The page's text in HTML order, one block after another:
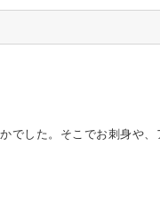
した。そこでお刺身や、